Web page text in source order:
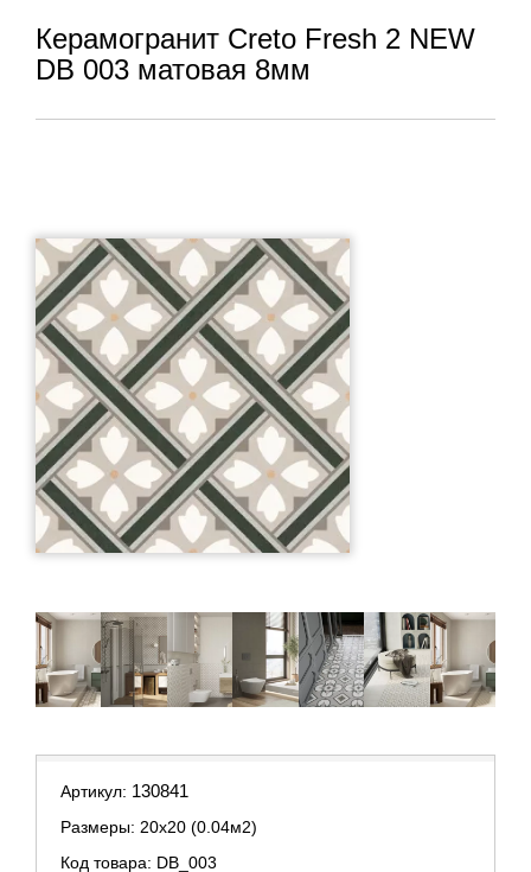
Керамогранит Creto Fresh 2 NEW
DB 003 матовая 8мм
Артикул: 130841
Размеры: 20х20 (0.04м2)
Код товара: DB_003